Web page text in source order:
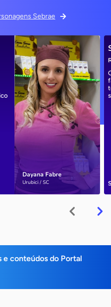
Sebrae
Dayana Fabre
Urubici / SC
conteúdos do Portal